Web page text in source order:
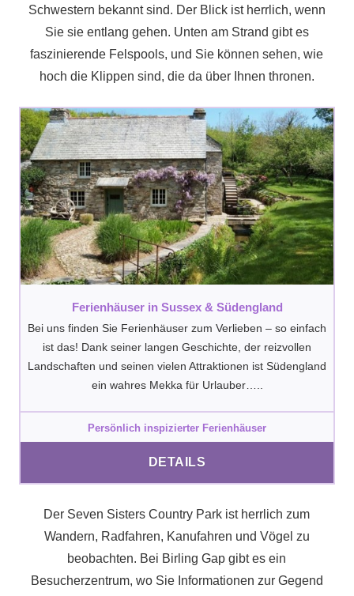
Schwestern bekannt sind. Der Blick ist herrlich, wenn
Sie sie entlang gehen. Unten am Strand gibt es
faszinierende Felspools, und Sie können sehen, wie
hoch die Klippen sind, die da über Ihnen thronen.
Ferienhäuser in Sussex & Südengland
Bei uns finden Sie Ferienhäuser zum Verlieben – so einfach
ist das! Dank seiner langen Geschichte, der reizvollen
Landschaften und seinen vielen Attraktionen ist Südengland
ein wahres Mekka für Urlauber…..
Persönlich inspizierter Ferienhäuser
DETAILS
Der Seven Sisters Country Park ist herrlich zum
Wandern, Radfahren, Kanufahren und Vögel zu
beobachten. Bei Birling Gap gibt es ein
Besucherzentrum, wo Sie Informationen zur Gegend